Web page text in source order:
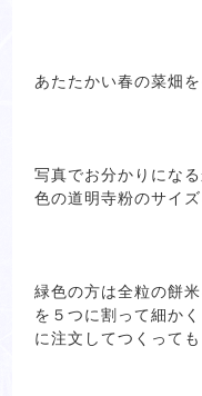
あたたかい春の菜畑
写真でお分かりにな
色の道明寺粉のサイ
緑色の方は全粒の餅
を５つに割って細か
に注文してつくって